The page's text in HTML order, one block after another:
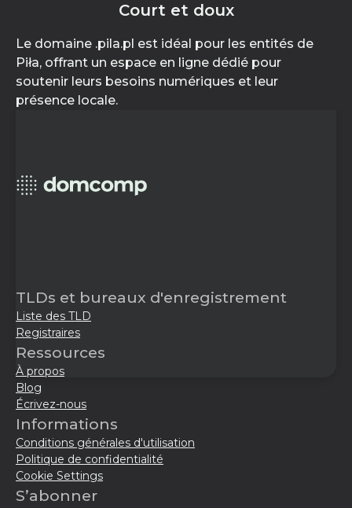
Court et doux
Le domaine .pila.pl est idéal pour les entités de
Piła, offrant un espace en ligne dédié pour
soutenir leurs besoins numériques et leur
présence locale.
TLDs et bureaux d'enregistrement
Liste des TLD
Registraires
Ressources
À propos
Blog
Écrivez-nous
Informations
Conditions générales d'utilisation
Politique de confidentialité
Cookie Settings
S’abonner